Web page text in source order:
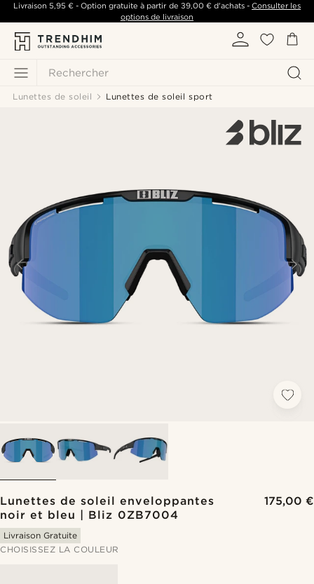
Rechercher
Livraison 5,95 €- Option gratuite à partir de 39,00 €d'achats -Consulter les
options de livraison
Lunettes de soleil Lunettes de soleil sport
Lunettes de soleil enveloppantes
noir et bleu | Bliz 0ZB7004
175,00 €
Livraison Gratuite
CHOISISSEZ LA COULEUR